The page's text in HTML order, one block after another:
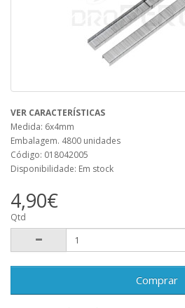
VER CARACTERÍSTICAS
Medida: 6x4mm
Embalagem. 4800 unidades
Código: 018042005
Disponibilidade: Em stock
4,90€
Qtd
Comprar